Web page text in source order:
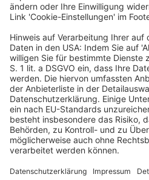
www.hahnag.de
info@hahnag.de
Ein Business-Event von: